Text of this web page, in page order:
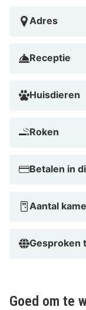
Adres
Receptie
Huisdieren
Roken
Betalen in
Aantal
Gesproken
Goed om te